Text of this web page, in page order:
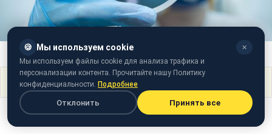
Фото: Вірус грипу (Likar.info)
Поделиться
🍪 Мы используем cookie ✕
Мы используем файлы cookie для анализа трафика и
персонализации контента. Прочитайте нашу Политику
конфиденциальности. Подробнее
Отклонить Принять все